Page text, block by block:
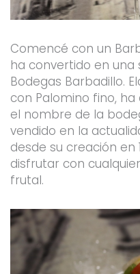
Comencé con un
ha convertido en una
Bodegas Barbadillo.
con Palomino fino,
el nombre de la
vendido en la
desde su creación en
disfrutar con
frutal.